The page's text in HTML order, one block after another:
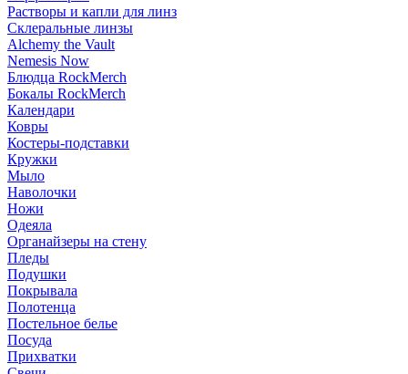
Растворы и капли для линз
Склеральные линзы
Alchemy the Vault
Nemesis Now
Блюдца RockMerch
Бокалы RockMerch
Календари
Ковры
Костеры-подставки
Кружки
Мыло
Наволочки
Ножи
Одеяла
Органайзеры на стену
Пледы
Подушки
Покрывала
Полотенца
Постельное белье
Посуда
Прихватки